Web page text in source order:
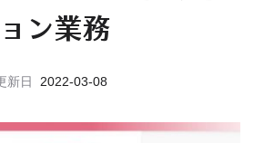
ン業務
新日 2022-03-08